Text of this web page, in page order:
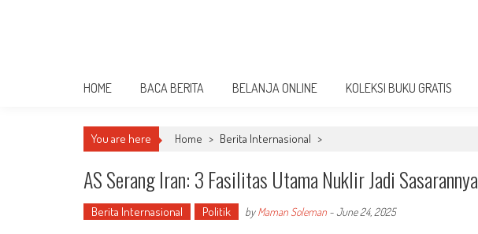
HOME BACA BERITA BELANJA ONLINE KOLEKSI BUKU GRATIS
You are here Home > Berita Internasional >
AS Serang Iran: 3 Fasilitas Utama Nuklir Jadi Sasarannya
Berita Internasional Politik byMaman Soleman -June 24, 2025